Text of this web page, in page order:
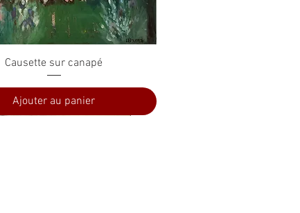
Aperçu rapide
Causette sur canapé
Ajouter au panier